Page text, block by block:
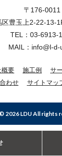
〒176-0011
区豊玉上2-22-13-
TEL： 03-6913-
MAIL：info@l-d-
概要 施工例 サ
わせ サイトマッ
© 2026 LDU All rights